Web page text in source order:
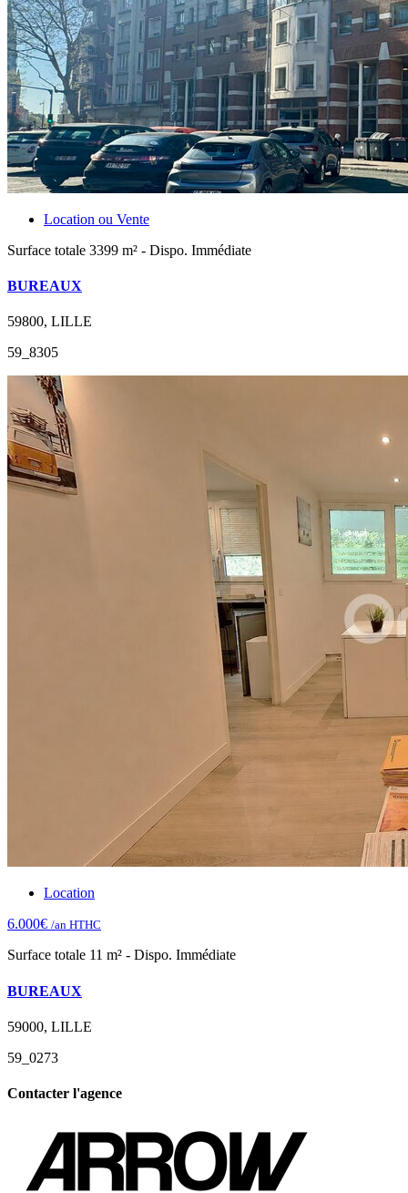
Location ou Vente
Surface totale 3399 m² - Dispo. Immédiate
BUREAUX
59800, LILLE
59_8305
Location
6.000€ /an HTHC
Surface totale 11 m² - Dispo. Immédiate
BUREAUX
59000, LILLE
59_0273
Contacter l'agence